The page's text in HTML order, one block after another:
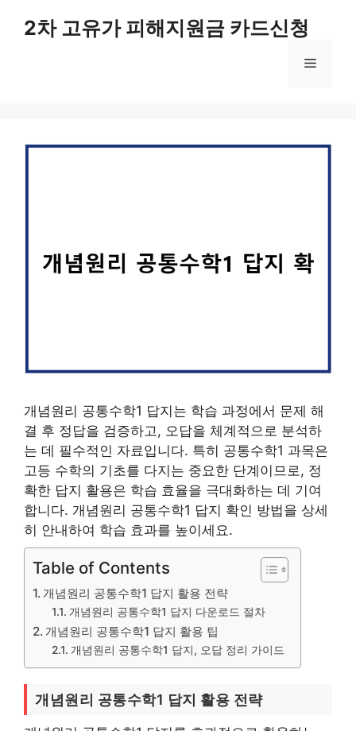
2차 고유가 피해지원금 카드신청
메
개념원리 공통수학1 답지는 학습 과정에서 문제 해
결 후 정답을 검증하고, 오답을 체계적으로 분석하
는 데 필수적인 자료입니다. 특히 공통수학1 과목은
고등 수학의 기초를 다지는 중요한 단계이므로, 정
확한 답지 활용은 학습 효율을 극대화하는 데 기여
합니다. 개념원리 공통수학1 답지 확인 방법을 상세
히 안내하여 학습 효과를 높이세요.
Table of Contents
개념원리 공통수학1 답지 활용 전략
개념원리 공통수학1 답지 다운로드 절차
개념원리 공통수학1 답지 활용 팁
개념원리 공통수학1 답지, 오답 정리 가이드
개념원리 공통수학1 답지 활용 전략